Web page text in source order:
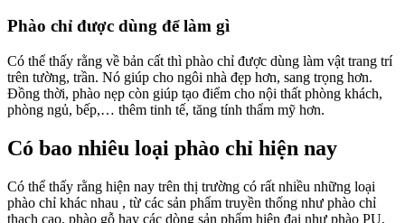
Phào chỉ được dùng để làm gì
Có thể thấy rằng về bản cất thì phào chỉ được dùng làm vật trang trí
trên tường, trần. Nó giúp cho ngôi nhà đẹp hơn, sang trọng hơn.
Đồng thời, phào nẹp còn giúp tạo điểm cho nội thất phòng khách,
phòng ngủ, bếp,… thêm tinh tế, tăng tính thẩm mỹ hơn.
Có bao nhiêu loại phào chỉ hiện nay
Có thể thấy rằng hiện nay trên thị trường có rất nhiều những loại
phào chỉ khác nhau , từ các sản phẩm truyền thống như phào chỉ
thạch cao, phào gỗ hay các dòng sản phẩm hiện đại như phào PU,